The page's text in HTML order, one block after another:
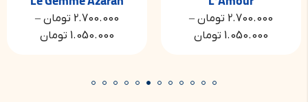
2.700.000 تومان –
1.050.000 تومان
2.700.000 تومان –
1.050.000 تومان